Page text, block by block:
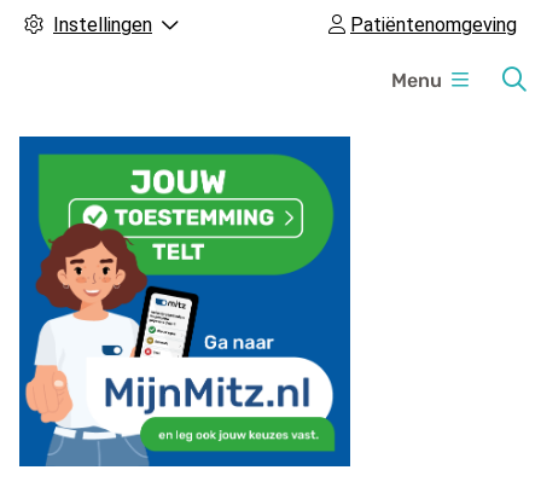
Instellingen Patiëntenomgeving
Menu